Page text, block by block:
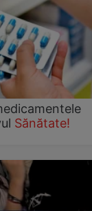
Sănătate!